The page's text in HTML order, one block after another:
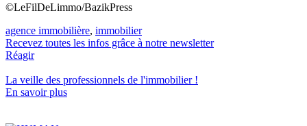
©LeFilDeLimmo/BazikPress
agence immobilière, immobilier
Recevez toutes les infos grâce à notre newsletter
Réagir
La veille des professionnels de l'immobilier!
En savoir plus